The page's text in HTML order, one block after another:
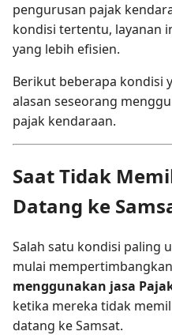
pengurusan pajak
kondisi tertentu, layanan
yang lebih efisien.
Berikut beberapa kondisi
alasan seseorang
pajak kendaraan.
Saat Tidak
Datang ke
Salah satu kondisi paling
mulai mempertimbangkan
menggunakan jasa
ketika mereka tidak
datang ke Samsat.